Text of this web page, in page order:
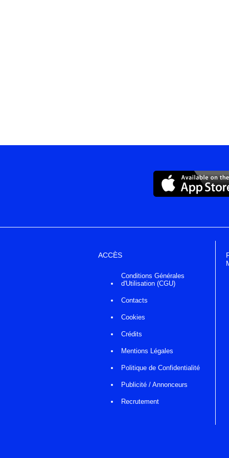
ACCÈS
Conditions Générales
d'Utilisation (CGU)
Contacts
Cookies
Crédits
Mentions Légales
Politique de Confidentialité
Publicité / Annonceurs
Recrutement